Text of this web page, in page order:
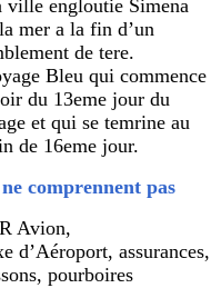
ville engloutie Simena
mer a la fin d’un
de tere.
Bleu qui commence
du 13eme jour du
et qui se temrine au
de 16eme jour.
comprennent pas
Avion,
d’Aéroport, assurances,
pourboires